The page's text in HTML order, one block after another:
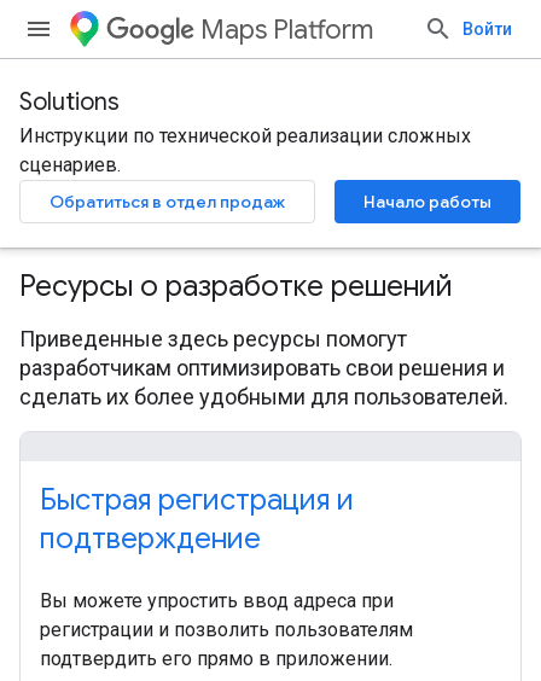
Maps Platform Войти
Solutions
Инструкции по технической реализации сложных
сценариев.
Обратиться в отдел продаж Начало работы
Ресурсы о разработке решений
Приведенные здесь ресурсы помогут
разработчикам оптимизировать свои решения и
сделать их более удобными для пользователей.
Быстрая регистрация и
подтверждение
Вы можете упростить ввод адреса при
регистрации и позволить пользователям
подтвердить его прямо в приложении.